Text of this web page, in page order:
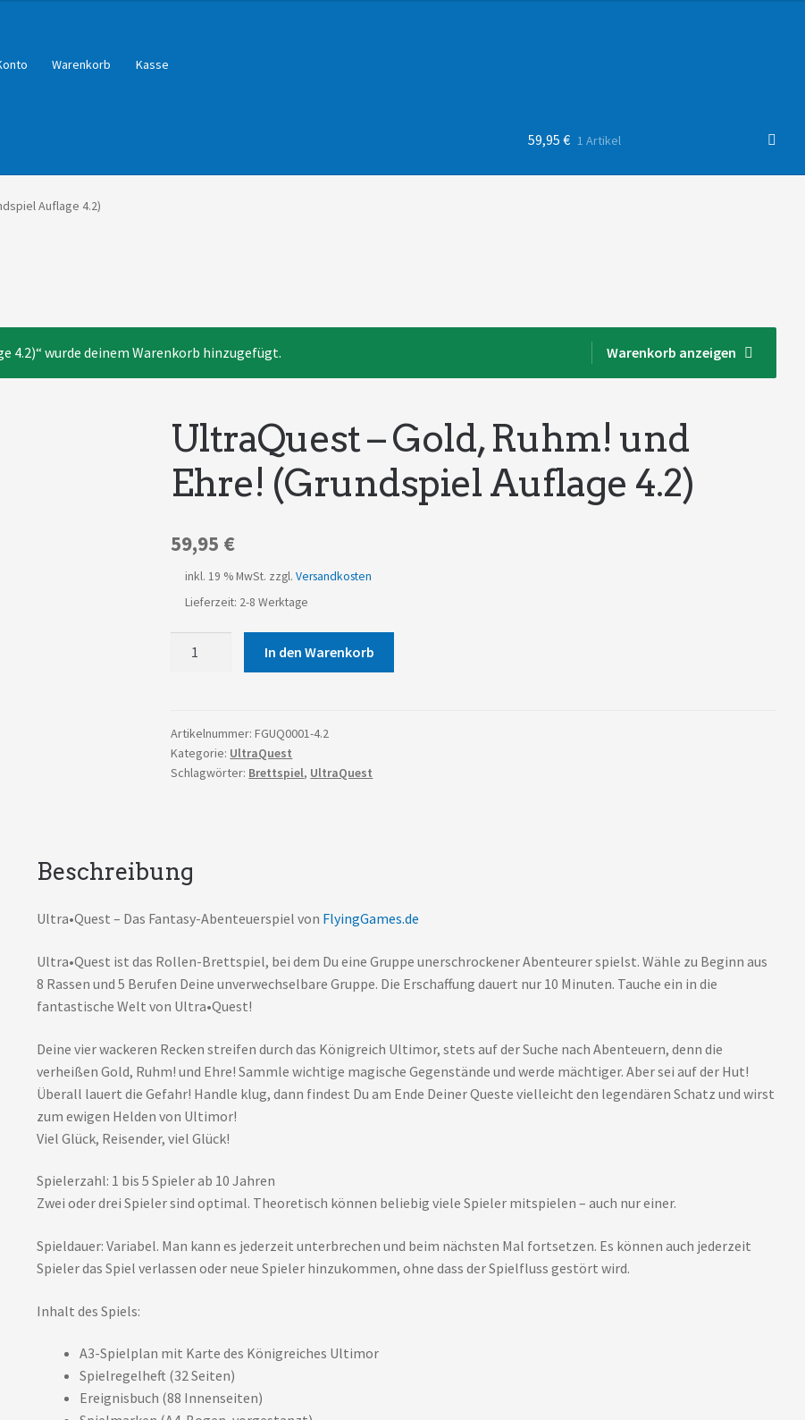
Warenkorb Kasse
59,95 € 1 Artikel
Auflage 4.2)
Warenkorb anzeigen
4.2)“ wurde deinem Warenkorb hinzugefügt.
UltraQuest – Gold, Ruhm! und
Ehre! (Grundspiel Auflage 4.2)
59,95 €
inkl. 19 % MwSt. zzgl.Versandkosten
Lieferzeit: 2-8 Werktage
und
Ehre!
(Grundspiel
In den Warenkorb
Artikelnummer:FGUQ0001-4.2
Kategorie: UltraQuest
Schlagwörter: Brettspiel, UltraQuest
Beschreibung
Ultra•Quest – Das Fantasy-Abenteuerspiel von FlyingGames.de
Ultra•Quest ist das Rollen-Brettspiel, bei dem Du eine Gruppe unerschrockener Abenteurer spielst. Wähle zu Beginn aus
8 Rassen und 5 Berufen Deine unverwechselbare Gruppe. Die Erschaffung dauert nur 10 Minuten. Tauche ein in die
fantastische Welt von Ultra•Quest!
Deine vier wackeren Recken streifen durch das Königreich Ultimor, stets auf der Suche nach Abenteuern, denn die
verheißen Gold, Ruhm! und Ehre! Sammle wichtige magische Gegenstände und werde mächtiger. Aber sei auf der Hut!
Überall lauert die Gefahr! Handle klug, dann findest Du am Ende Deiner Queste vielleicht den legendären Schatz und wirst
zum ewigen Helden von Ultimor!
Viel Glück, Reisender, viel Glück!
Spielerzahl: 1 bis 5 Spieler ab 10 Jahren
Zwei oder drei Spieler sind optimal. Theoretisch können beliebig viele Spieler mitspielen – auch nur einer.
Spieldauer: Variabel. Man kann es jederzeit unterbrechen und beim nächsten Mal fortsetzen. Es können auch jederzeit
Spieler das Spiel verlassen oder neue Spieler hinzukommen, ohne dass der Spielfluss gestört wird.
Inhalt des Spiels:
A3-Spielplan mit Karte des Königreiches Ultimor
Spielregelheft (32 Seiten)
Ereignisbuch (88 Innenseiten)